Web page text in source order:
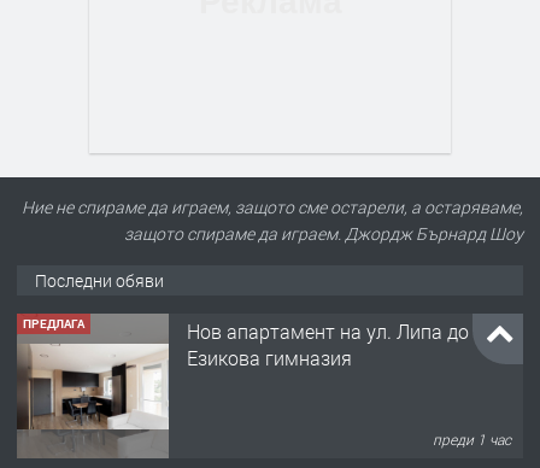
Ние не спираме да играем, защото сме остарели, а остаряваме,
защото спираме да играем. Джордж Бърнард Шоу
Последни обяви
ПРЕДЛАГА
Нов апартамент на ул. Липа до
Езикова гимназия
преди 1 час